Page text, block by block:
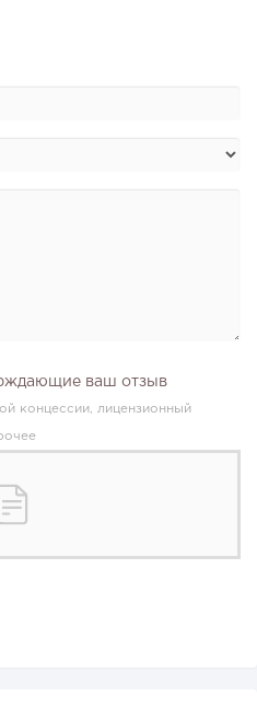
ваш отзыв
концессии, лицензионный